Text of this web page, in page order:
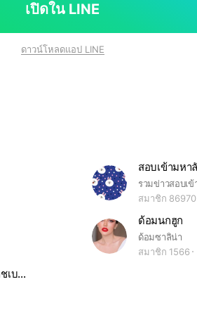
เปิดใน LINE
ดาวน์โหลดแอป LINE
สมาชิก 86970
ด้อมนกฮูก
ด้อมซาลิน่า
สมาชิก 1566
🔔GOTCHABELL Official Fan กชเบลระฆังทอง🔔